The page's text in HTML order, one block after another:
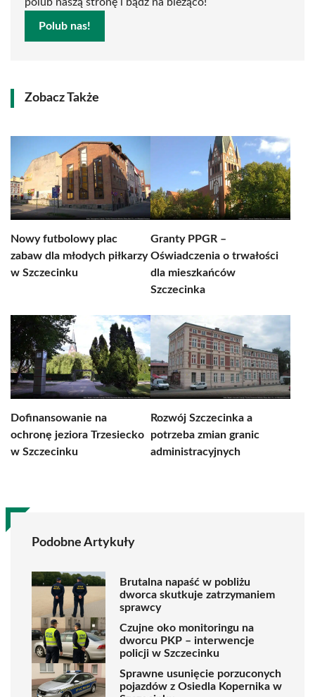
Polub nas!
Zobacz Także
Nowy futbolowy plac
zabaw dla młodych piłkarzy
w Szczecinku
Granty PPGR –
Oświadczenia o trwałości
dla mieszkańców
Szczecinka
Dofinansowanie na
ochronę jeziora Trzesiecko
w Szczecinku
Rozwój Szczecinka a
potrzeba zmian granic
administracyjnych
Podobne Artykuły
Brutalna napaść w pobliżu
dworca skutkuje zatrzymaniem
sprawcy
Czujne oko monitoringu na
dworcu PKP – interwencje
policji w Szczecinku
Sprawne usunięcie porzuconych
pojazdów z Osiedla Kopernika w